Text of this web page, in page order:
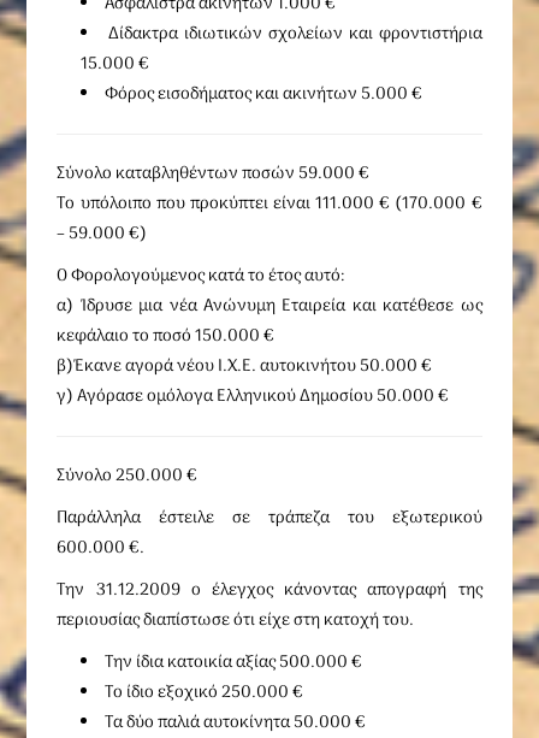
Δίδακτρα ιδιωτικών σχολείων και φροντιστήρια
15.000 €
Φόρος εισοδήματος και ακινήτων 5.000 €
Σύνολο καταβληθέντων ποσών 59.000 €
Το υπόλοιπο που προκύπτει είναι 111.000 € (170.000 €
– 59.000 €)
Ο Φορολογούμενος κατά το έτος αυτό:
α) Ίδρυσε μια νέα Ανώνυμη Εταιρεία και κατέθεσε ως
κεφάλαιο το ποσό 150.000 €
β)Έκανε αγορά νέου Ι.Χ.Ε. αυτοκινήτου 50.000 €
γ) Αγόρασε ομόλογα Ελληνικού Δημοσίου 50.000 €
Σύνολο 250.000 €
Παράλληλα έστειλε σε τράπεζα του εξωτερικού
600.000 €.
Την 31.12.2009 ο έλεγχος κάνοντας απογραφή της
περιουσίας διαπίστωσε ότι είχε στη κατοχή του.
Την ίδια κατοικία αξίας 500.000 €
Το ίδιο εξοχικό 250.000 €
Τα δύο παλιά αυτοκίνητα 50.000 €